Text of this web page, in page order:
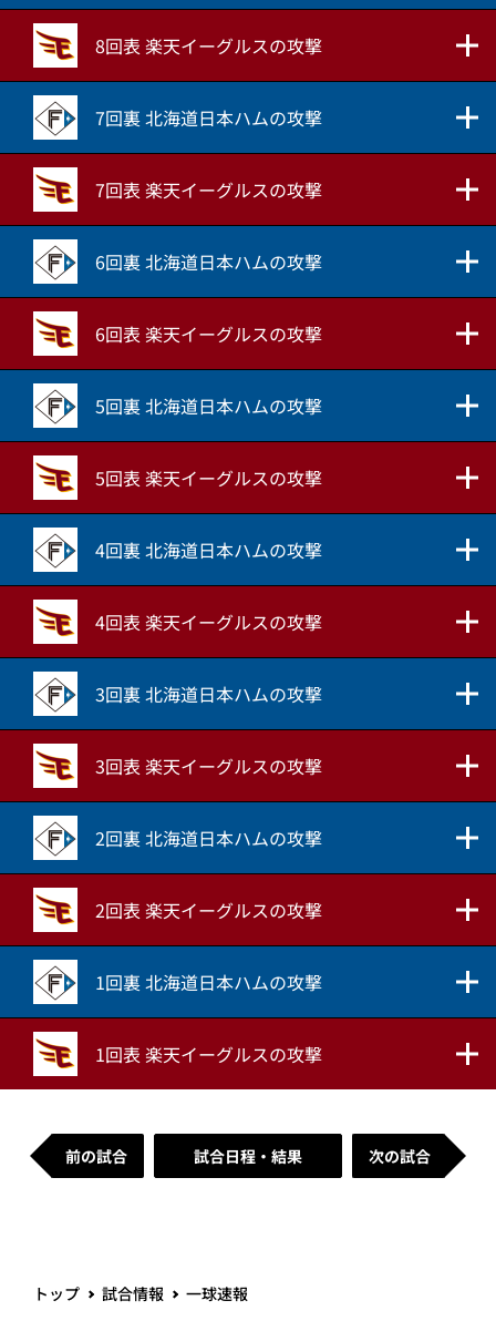
8回表 楽天イーグルスの攻撃
7回裏 北海道日本ハムの攻撃
7回表 楽天イーグルスの攻撃
6回裏 北海道日本ハムの攻撃
6回表 楽天イーグルスの攻撃
5回裏 北海道日本ハムの攻撃
5回表 楽天イーグルスの攻撃
4回裏 北海道日本ハムの攻撃
4回表 楽天イーグルスの攻撃
3回裏 北海道日本ハムの攻撃
3回表 楽天イーグルスの攻撃
2回裏 北海道日本ハムの攻撃
2回表 楽天イーグルスの攻撃
1回裏 北海道日本ハムの攻撃
1回表 楽天イーグルスの攻撃
前の試合 試合日程・結果 次の試合
トップ 試合情報 一球速報